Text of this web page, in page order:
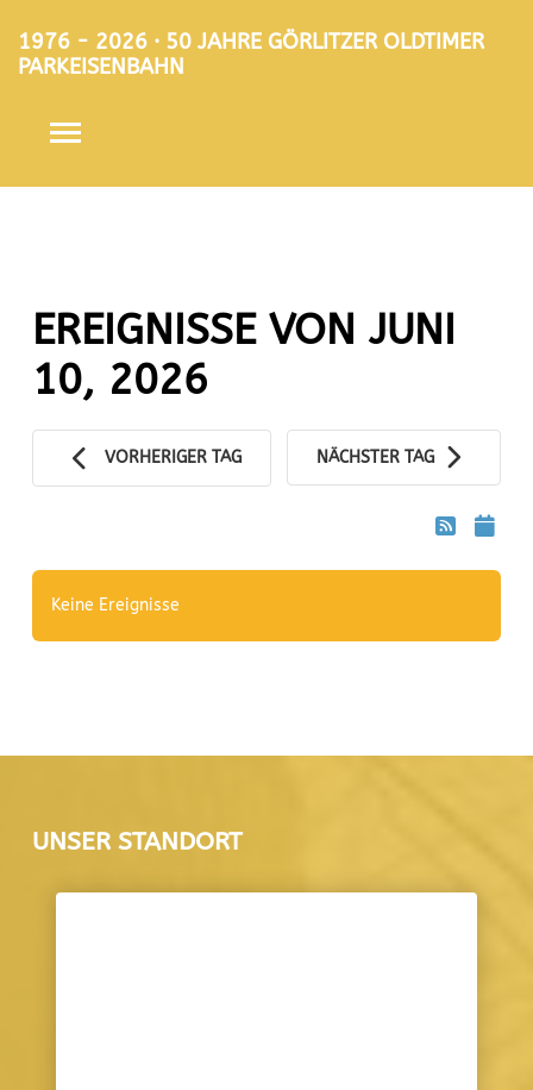
1976 - 2026 · 50 JAHRE GÖRLITZER OLDTIMER
PARKEISENBAHN
EREIGNISSE VON JUNI
10, 2026
VORHERIGER TAG NÄCHSTER TAG
Keine Ereignisse
UNSER STANDORT